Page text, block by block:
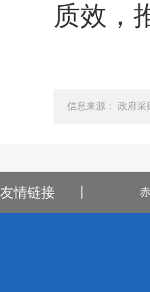
质效，
信息来源： 政府采
友情链接